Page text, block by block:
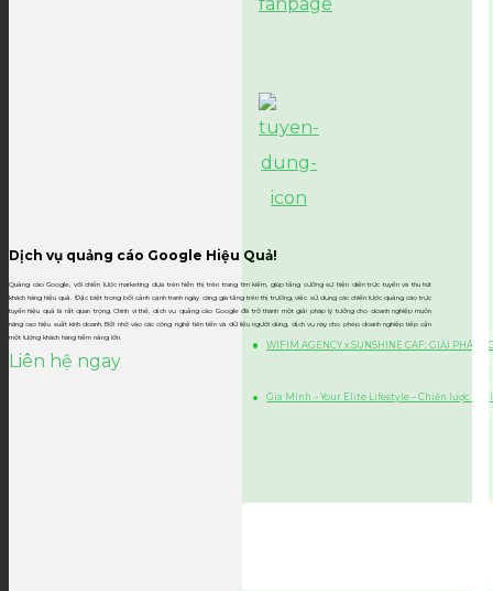
WIFIM AGENCY x SUNSHINE CAF: GIẢI PHÁP
Gia Minh – Your Elite Lifestyle – Chiến lược
Dịch vụ quảng cáo Google Hiệu Quả!
Quảng cáo Google, với chiến lược marketing dựa trên hiển thị trên trang tìm kiếm, giúp tăng cường sự hiện diện trực tuyến và thu hút
khách hàng hiệu quả. Đặc biệt trong bối cảnh cạnh tranh ngày càng gia tăng trên thị trường, việc sử dụng các chiến lược quảng cáo trực
tuyến hiệu quả là rất quan trọng. Chính vì thế, dịch vụ quảng cáo Google đã trở thành một giải pháp lý tưởng cho doanh nghiệp muốn
nâng cao hiệu suất kinh doanh. Bởi nhờ vào các công nghệ tiên tiến và dữ liệu người dùng, dịch vụ này cho phép doanh nghiệp tiếp cận
một lượng khách hàng tiềm năng lớn.
Liên hệ ngay